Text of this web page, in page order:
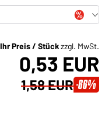
Ihr Preis / Stückzzgl. MwSt.
0,53 EUR
1,58 EUR -66%